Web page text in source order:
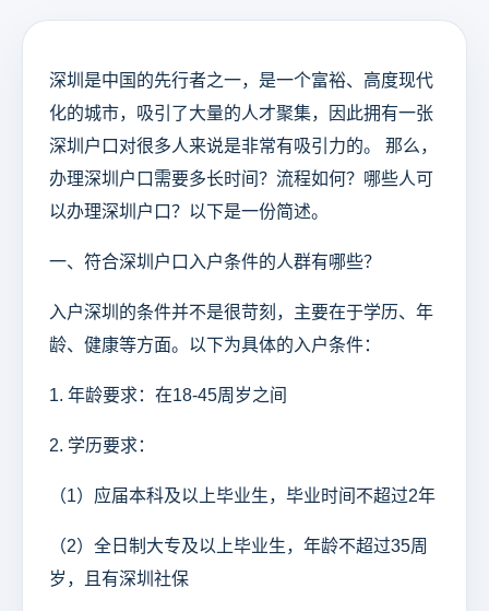
深圳是中国的先行者之一，是一个富裕、高度现代
化的城市，吸引了大量的人才聚集，因此拥有一张
深圳户口对很多人来说是非常有吸引力的。 那么，
办理深圳户口需要多长时间？流程如何？哪些人可
以办理深圳户口？以下是一份简述。
一、符合深圳户口入户条件的人群有哪些？
入户深圳的条件并不是很苛刻，主要在于学历、年
龄、健康等方面。以下为具体的入户条件：
1. 年龄要求：在18-45周岁之间
2. 学历要求：
（1）应届本科及以上毕业生，毕业时间不超过2年
（2）全日制大专及以上毕业生，年龄不超过35周
岁，且有深圳社保